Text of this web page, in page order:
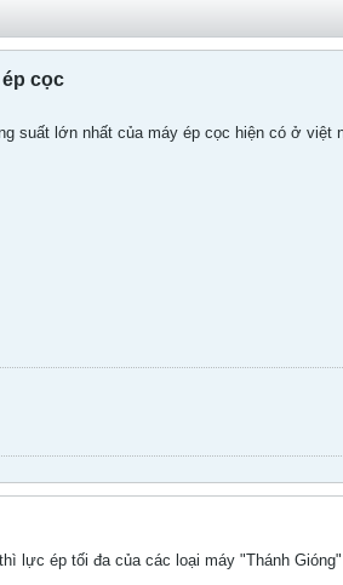
cọc
suất lớn nhất của máy ép cọc hiện có ở việt
lực ép tối đa của các loại máy "Thánh